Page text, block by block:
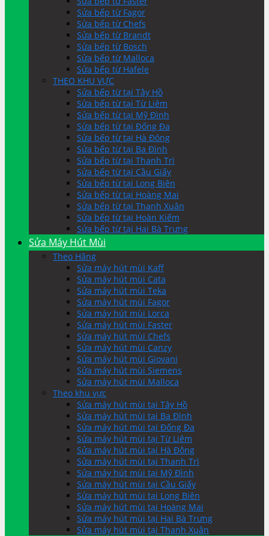
Sửa bếp từ Fagor
Sửa bếp từ Chefs
Sửa bếp từ Brandt
Sửa bếp từ Bosch
Sửa bếp từ Malloca
Sửa bếp từ Hafele
THEO KHU VỰC
Sửa bếp từ tại Tây Hồ
Sửa bếp từ tại Từ Liêm
Sửa bếp từ tại Mỹ Đình
Sửa bếp từ tại Đống Đa
Sửa bếp từ tại Hà Đông
Sửa bếp từ tại Ba Đình
Sửa bếp từ tại Thanh Trì
Sửa bếp từ tại Cầu Giấy
Sửa bếp từ tại Long Biên
Sửa bếp từ tại Hoàng Mai
Sửa bếp từ tại Thanh Xuân
Sửa bếp từ tại Hoàn Kiếm
Sửa bếp từ tại Hai Bà Trưng
Sửa Máy Hút Mùi
Theo Hãng
Sửa máy hút mùi Kaff
Sửa máy hút mùi Cata
Sửa máy hút mùi Teka
Sửa máy hút mùi Fagor
Sửa máy hút mùi Lorca
Sửa máy hút mùi Faster
Sửa máy hút mùi Chefs
Sửa máy hút mùi Canzy
Sửa máy hút mùi Giovani
Sửa máy hút mùi Siemens
Sửa máy hút mùi Malloca
Theo khu vực
Sửa máy hút mùi tại Tây Hồ
Sửa máy hút mùi tại Ba Đình
Sửa máy hút mùi tại Đống Đa
Sửa máy hút mùi tại Từ Liêm
Sửa máy hút mùi tại Hà Đông
Sửa máy hút mùi tại Thanh Trì
Sửa máy hút mùi tại Mỹ Đình
Sửa máy hút mùi tại Cầu Giấy
Sửa máy hút mùi tại Long Biên
Sửa máy hút mùi tại Hoàng Mai
Sửa máy hút mùi tại Hai Bà Trưng
Sửa máy hút mùi tại Thanh Xuân